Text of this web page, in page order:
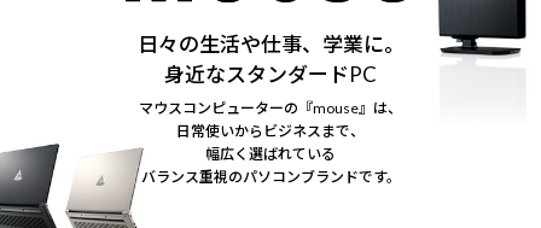
日々の生活や仕事、学業に。
身近なスタンダードPC
マウスコンピューターの『mouse』は、
日常使いからビジネスまで、
幅広く選ばれている
バランス重視のパソコンブランドです。